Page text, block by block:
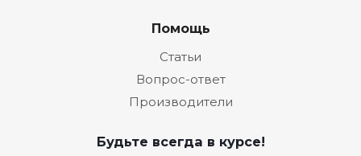
Помощь
Статьи
Вопрос-ответ
Производители
Будьте всегда в курсе!